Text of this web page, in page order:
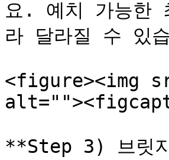
요. 예치 가능한
라 달라질 수 있
<figure><img
**Step 3) 브릿